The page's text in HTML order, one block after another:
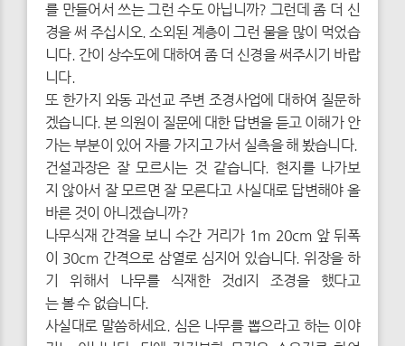
를 만들어서 쓰는 그런 수도 아닙니까? 그런데 좀 더 신
경을 써 주십시오. 소외된 계층이 그런 물을 많이 먹었습
니다. 간이 상수도에 대하여 좀 더 신경을 써주시기 바랍
니다.
또 한가지 와동 과선교 주변 조경사업에 대하여 질문하
겠습니다. 본 의원이 질문에 대한 답변을 듣고 이해가 안
가는 부분이 있어 자를 가지고 가서 실측을 해 봤습니다.
건설과장은 잘 모르시는 것 같습니다. 현지를 나가보
지 않아서 잘 모르면 잘 모른다고 사실대로 답변해야 올
바른 것이 아니겠습니까?
나무식재 간격을 보니 수간 거리가 1m 20cm 앞 뒤폭
이 30cm 간격으로 삼열로 심지어 있습니다. 위장을 하
기 위해서 나무를 식재한 것dl지 조경을 했다고
는 볼 수 없습니다.
사실대로 말씀하세요. 심은 나무를 뽑으라고 하는 이야